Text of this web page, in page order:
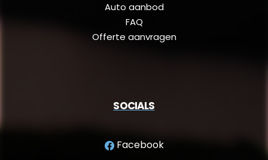
Auto aanbod
FAQ
Offerte aanvragen
SOCIALS
Facebook